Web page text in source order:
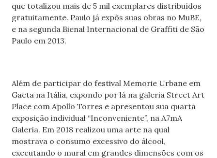
que totalizou mais de 5 mil exemplares distribuídos
gratuitamente. Paulo já expôs suas obras no MuBE,
e na segunda Bienal Internacional de Graffiti de São
Paulo em 2013.
Além de participar do festival Memorie Urbane em
Gaeta na Itália, expondo por lá na galeria Street Art
Place com Apollo Torres e apresentou sua quarta
exposição individual “Inconveniente”, na A7mA
Galeria. Em 2018 realizou uma arte na qual
mostrava o consumo excessivo do álcool,
executando o mural em grandes dimensões com os